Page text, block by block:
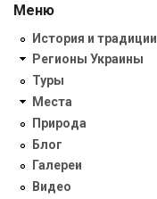
Меню
История и традиции
Регионы Украины
Туры
Места
Природа
Блог
Галереи
Видео